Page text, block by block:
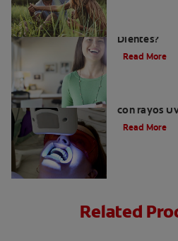
Dientes?
Read More
con rayos
Read More
Related